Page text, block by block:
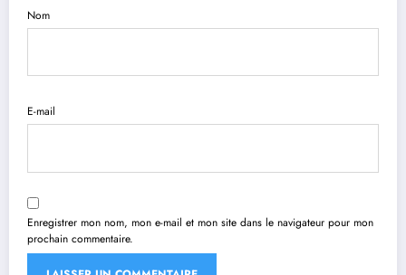
Nom
E-mail
Enregistrer mon nom, mon e-mail et mon site dans le navigateur pour mon
prochain commentaire.